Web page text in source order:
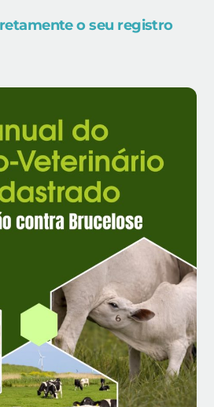
o seu registro